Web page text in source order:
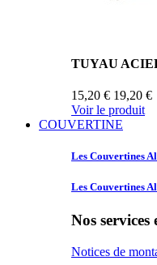
TUYAU
15,20 € 19,20 €
Voir le produit
COUVERTINE
Les Couvertines
Les Couvertines
Nos services
Notices de